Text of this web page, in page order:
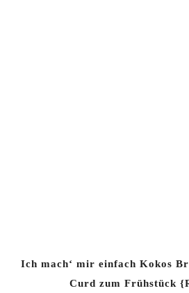
Ich mach‘ mir einfach Kokos
Curd zum Frühstück